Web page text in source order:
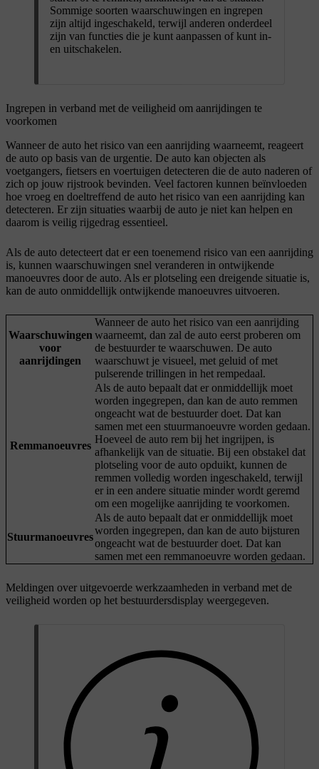
Sommige soorten waarschuwingen en ingrepen
zijn altijd ingeschakeld, terwijl anderen onderdeel
zijn van functies die je kunt aanpassen of kunt in-
en uitschakelen.
Ingrepen in verband met de veiligheid om aanrijdingen te
voorkomen
Wanneer de auto het risico van een aanrijding waarneemt, reageert
de auto op basis van de urgentie. De auto kan objecten als
voetgangers, fietsers en voertuigen detecteren die de auto naderen of
zich op jouw rijstrook bevinden. Veel factoren kunnen beïnvloeden
hoe vroeg en doeltreffend de auto het risico van een aanrijding kan
detecteren. Er zijn situaties waarbij de auto je niet kan helpen en
daarom is veilig rijgedrag essentieel.
Als de auto detecteert dat er een toenemend risico van een aanrijding
is, kunnen waarschuwingen snel veranderen in ontwijkende
manoeuvres door de auto. Als er plotseling een dreigende situatie is,
kan de auto onmiddellijk ontwijkende manoeuvres uitvoeren.
Waarschuwingen
voor
aanrijdingen
Wanneer de auto het risico van een aanrijding
waarneemt, dan zal de auto eerst proberen om
de bestuurder te waarschuwen. De auto
waarschuwt je visueel, met geluid of met
pulserende trillingen in het rempedaal.
Remmanoeuvres
Als de auto bepaalt dat er onmiddellijk moet
worden ingegrepen, dan kan de auto remmen
ongeacht wat de bestuurder doet. Dat kan
samen met een stuurmanoeuvre worden gedaan.
Hoeveel de auto rem bij het ingrijpen, is
afhankelijk van de situatie. Bij een obstakel dat
plotseling voor de auto opduikt, kunnen de
remmen volledig worden ingeschakeld, terwijl
er in een andere situatie minder wordt geremd
om een mogelijke aanrijding te voorkomen.
Stuurmanoeuvres
Als de auto bepaalt dat er onmiddellijk moet
worden ingegrepen, dan kan de auto bijsturen
ongeacht wat de bestuurder doet. Dat kan
samen met een remmanoeuvre worden gedaan.
Meldingen over uitgevoerde werkzaamheden in verband met de
veiligheid worden op het bestuurdersdisplay weergegeven.